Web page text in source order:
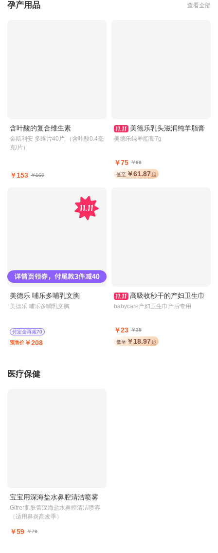
孕产用品 查看全部
含叶酸的复合维生素
金斯利安 多维片40片 （含叶酸0.4毫
克/片）
￥153 ￥168
美德乐乳头滋润纯羊脂膏
美德乐纯羊脂膏7g
￥75 ￥98
低至 ￥61.87起
美德乐 哺乐多哺乳文胸
美德乐 哺乐多哺乳文胸
付定金再减70
预售价 ￥208
高吸收秒干的产妇卫生巾
babycare产妇卫生巾产后专用
￥23 ￥35
低至 ￥18.97起
医疗保健
宝宝用深海盐水鼻腔清洁喷雾
Gifrer肌肤蕾深海盐水鼻腔清洁喷雾
（适用鼻炎高发季）
￥59 ￥79